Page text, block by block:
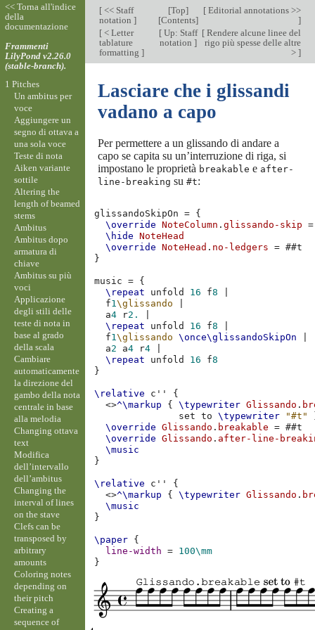
[<< Staff
notation ]
[Top]
[Contents]
[Editorial annotations >>
]
[< Letter
tablature
formatting ]
[Up: Staff
notation ]
[Rendere alcune linee del
rigo più spesse delle altre
> ]
Lasciare che i glissandi
vadano a capo
Per permettere a un glissando di andare a
capo se capita su un’interruzione di riga, si
impostano le proprietà breakable e after-
line-breaking su #t:
glissandoSkipOn = {
\override
NoteColumn .glissando-skip
=
\hide
NoteHead
\override
NoteHead . no-ledgers = ##t
}
music = {
\repeat
unfold 16 f8
f1\glissando
a4 r2.
\repeat
unfold 16 f8
f1\glissando \once\glissandoSkipOn
a2 a4 r4
\repeat
unfold 16 f8
}
\relative c''
{
<>^\markup { \typewriter Glissando .
set
to \typewriter "#t"
\override
Glissando . breakable = ##t
\override
Glissando . after-line-
\music
}
\relative c''
{
<>^\markup { \typewriter Glissando .
\music
}
\paper {
line-width
= 100\mm
}
<< Torna all'indice
della
documentazione
Frammenti
LilyPond v2.26.0
(stable-branch).
1 Pitches
Un ambitus per
voce
Aggiungere un
segno di ottava a
una sola voce
Teste di nota
Aiken variante
sottile
Altering the
length of beamed
stems
Ambitus
Ambitus dopo
armatura di
chiave
Ambitus su più
voci
Applicazione
degli stili delle
teste di nota in
base al grado
della scala
Cambiare
automaticamente
la direzione del
gambo della nota
centrale in base
alla melodia
Changing ottava
text
Modifica
dell’intervallo
dell’ambitus
Changing the
interval of lines
on the stave
Clefs can be
transposed by
arbitrary
amounts
Coloring notes
depending on
their pitch
Creating a
sequence of